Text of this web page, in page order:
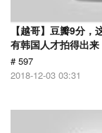
【越哥】豆瓣9分，
有韩国人才拍得出来
# 597
2018-12-03 03:31